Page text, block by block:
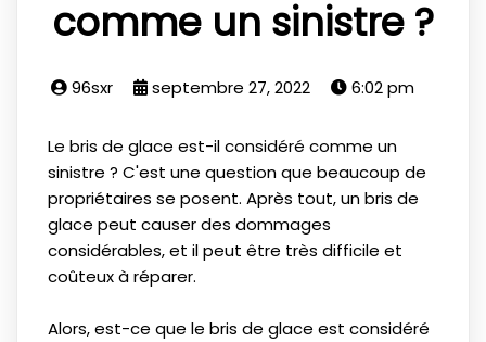
comme un sinistre ?
96sxr septembre 27, 2022 6:02 pm
Le bris de glace est-il considéré comme un
sinistre ? C'est une question que beaucoup de
propriétaires se posent. Après tout, un bris de
glace peut causer des dommages
considérables, et il peut être très difficile et
coûteux à réparer.
Alors, est-ce que le bris de glace est considéré